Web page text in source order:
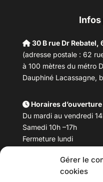
Gérer le
cookies
30 B rue Dr Rebatel,
(adresse postale : 62
à 100 mètres du métro
Dauphiné Lacassagne,
Horaires d’ouverture
Du mardi au vendredi
Samedi 10h –17h
Fermeture lundi
Téléphone : 04 78